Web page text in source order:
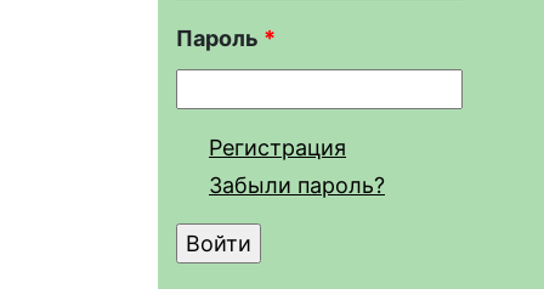
Пароль *
Регистрация
Забыли пароль?